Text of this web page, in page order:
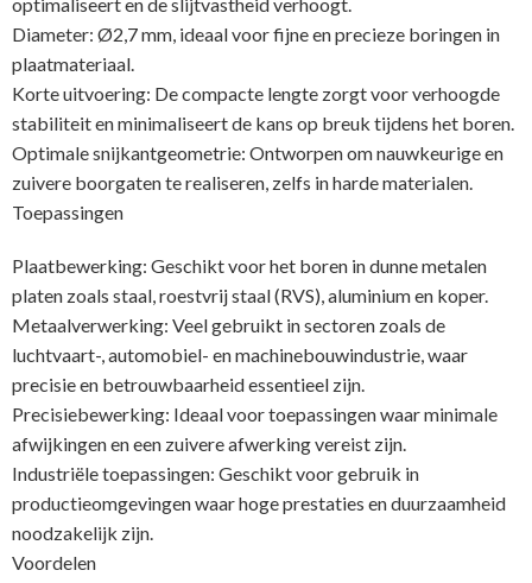
Diameter: Ø2,7 mm, ideaal voor fijne en precieze boringen in
plaatmateriaal.
Korte uitvoering: De compacte lengte zorgt voor verhoogde
stabiliteit en minimaliseert de kans op breuk tijdens het boren.
Optimale snijkantgeometrie: Ontworpen om nauwkeurige en
zuivere boorgaten te realiseren, zelfs in harde materialen.
Toepassingen
Plaatbewerking: Geschikt voor het boren in dunne metalen
platen zoals staal, roestvrij staal (RVS), aluminium en koper.
Metaalverwerking: Veel gebruikt in sectoren zoals de
luchtvaart-, automobiel- en machinebouwindustrie, waar
precisie en betrouwbaarheid essentieel zijn.
Precisiebewerking: Ideaal voor toepassingen waar minimale
afwijkingen en een zuivere afwerking vereist zijn.
Industriële toepassingen: Geschikt voor gebruik in
productieomgevingen waar hoge prestaties en duurzaamheid
noodzakelijk zijn.
Voordelen